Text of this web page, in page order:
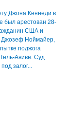
Джона Кеннеди в
был арестован 28-
США и
Джозеф Ноймайер,
поджога
Авиве. Суд
залог...